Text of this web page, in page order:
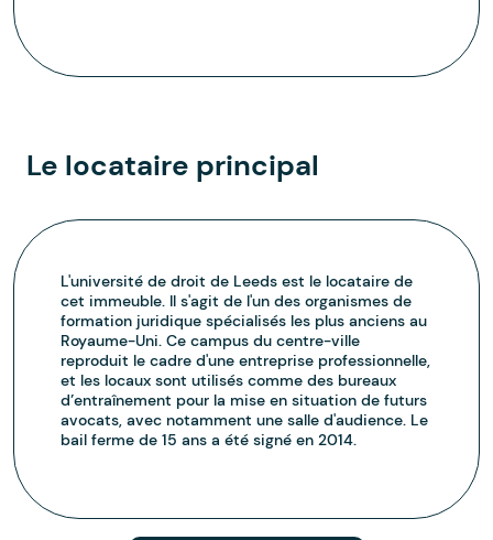
Le locataire principal
L'université de droit de Leeds est le locataire de
cet immeuble. Il s'agit de l'un des organismes de
formation juridique spécialisés les plus anciens au
Royaume-Uni. Ce campus du centre-ville
reproduit le cadre d'une entreprise professionnelle,
et les locaux sont utilisés comme des bureaux
d’entraînement pour la mise en situation de futurs
avocats, avec notamment une salle d'audience. Le
bail ferme de 15 ans a été signé en 2014.